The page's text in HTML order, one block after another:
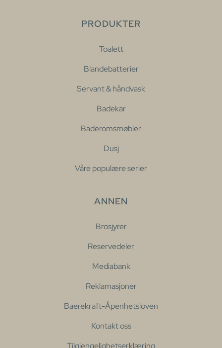
PRODUKTER
Toalett
Blandebatterier
Servant & håndvask
Badekar
Baderomsmøbler
Dusj
Våre populære serier
ANNEN
Brosjyrer
Reservedeler
Mediabank
Reklamasjoner
Baerekraft-Åpenhetsloven
Kontakt oss
Tilgjengelighetserklæring